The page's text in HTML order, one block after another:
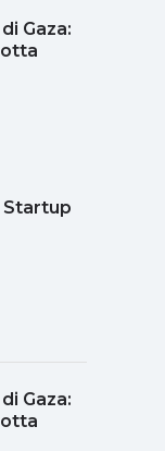
Gaza:
Startup
Gaza: